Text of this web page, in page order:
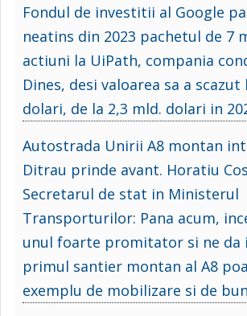
Fondul de investitii al Google
neatins din 2023 pachetul de 7
actiuni la UiPath, compania
Dines, desi valoarea sa a scazut
dolari, de la 2,3 mld. dolari in
Autostrada Unirii A8 montan
Ditrau prinde avant. Horatiu
Secretarul de stat in Ministerul
Transporturilor: Pana acum,
unul foarte promitator si ne da
primul santier montan al A8
exemplu de mobilizare si de